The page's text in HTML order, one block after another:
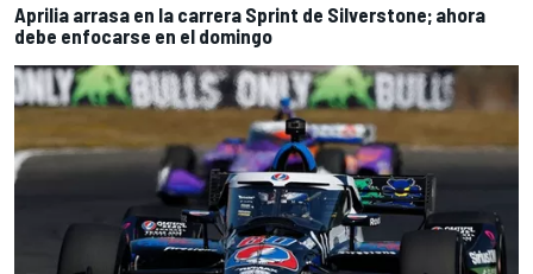
Aprilia arrasa en la carrera Sprint de Silverstone; ahora
debe enfocarse en el domingo